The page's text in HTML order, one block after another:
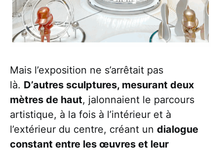
Mais l’exposition ne s’arrêtait pas
là. D’autres sculptures, mesurant deux
mètres de haut, jalonnaient le parcours
artistique, à la fois à l’intérieur et à
l’extérieur du centre, créant un dialogue
constant entre les œuvres et leur